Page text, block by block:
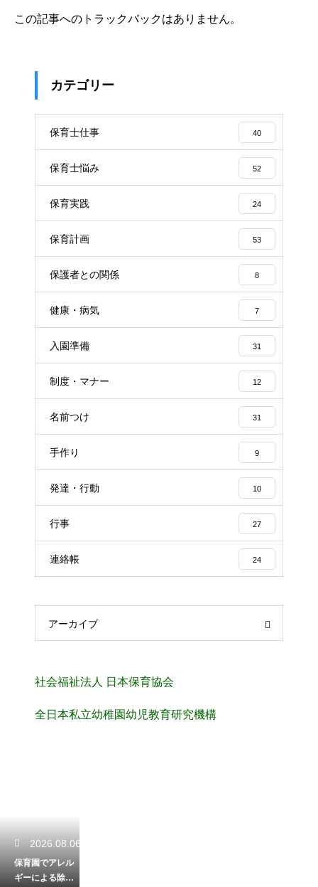
この記事へのトラックバックはありません。
カテゴリー
保育士仕事 40
保育士悩み 52
保育実践 24
保育計画 53
保護者との関係 8
健康・病気 7
入園準備 31
制度・マナー 12
名前つけ 31
手作り 9
発達・行動 10
行事 27
連絡帳 24
アーカイブ
社会福祉法人 日本保育協会
全日本私立幼稚園幼児教育研究機構
2026.08.06
保育園でアレル
ギーによる除去